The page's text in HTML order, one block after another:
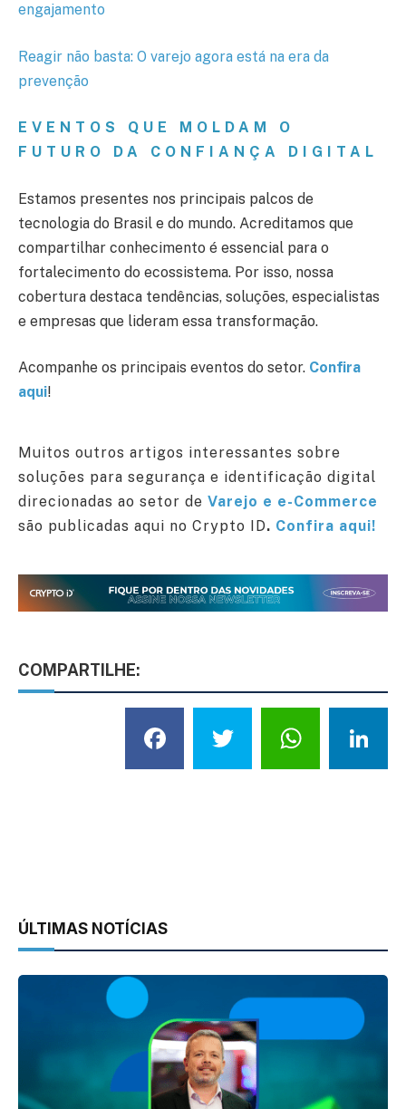
engajamento
Reagir não basta: O varejo agora está na era da
prevenção
EVENTOS QUE MOLDAM O
FUTURO DA CONFIANÇA DIGITAL
Estamos presentes nos principais palcos de
tecnologia do Brasil e do mundo. Acreditamos que
compartilhar conhecimento é essencial para o
fortalecimento do ecossistema. Por isso, nossa
cobertura destaca tendências, soluções, especialistas
e empresas que lideram essa transformação.
Acompanhe os principais eventos do setor. Confira
aqui!
Muitos outros artigos interessantes sobre
soluções para segurança e identificação digital
direcionadas ao setor de Varejo e e-Commerce
são publicadas aqui no Crypto ID. Confira aqui!
COMPARTILHE:
Facebook
Twitter
ÚLTIMAS NOTÍCIAS